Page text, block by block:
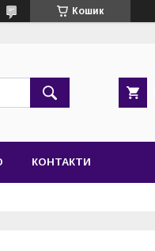
Кошик
КОНТАКТИ